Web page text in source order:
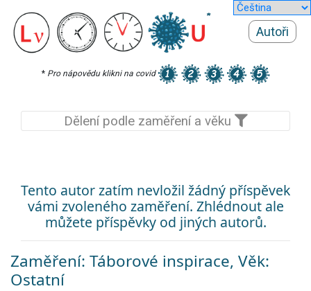
Autoři
* Pro nápovědu klikni na covid
Dělení podle zaměření a věku
Tento autor zatím nevložil žádný příspěvek
vámi zvoleného zaměření. Zhlédnout ale
můžete příspěvky od jiných autorů.
Zaměření: Táborové inspirace, Věk:
Ostatní